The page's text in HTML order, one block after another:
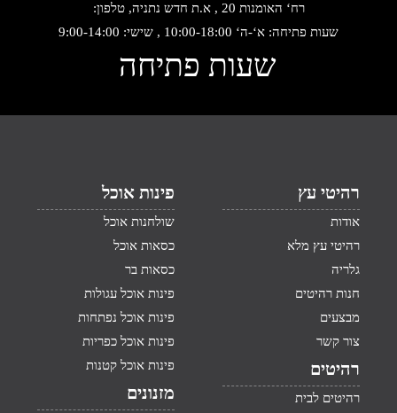
רח‘ האומנות 20 , א.ת חדש נתניה, טלפון:
שעות פתיחה: א‘-ה‘ 10:00-18:00 , שישי: 9:00-14:00
שעות פתיחה
רהיטי עץ
אודות
רהיטי עץ מלא
גלריה
חנות רהיטים
מבצעים
צור קשר
רהיטים
רהיטים לבית
פינות אוכל
שולחנות אוכל
כסאות אוכל
כסאות בר
פינות אוכל עגולות
פינות אוכל נפתחות
פינות אוכל כפריות
פינות אוכל קטנות
מזנונים